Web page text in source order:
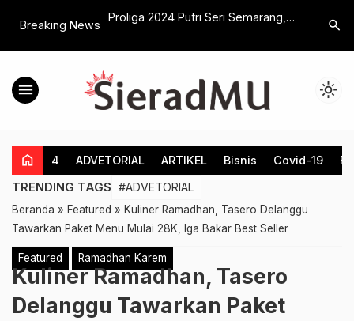
Breaking News
Proliga 2024 Putri Seri Semarang,
Terkalahkan
search
menu light_mode
home 4 ADVETORIAL ARTIKEL Bisnis Covid-19
TRENDING TAGS #ADVETORIAL
Beranda » Featured » Kuliner Ramadhan, Tasero Delanggu
Tawarkan Paket Menu Mulai 28K, Iga Bakar Best Seller
Featured Ramadhan Karem
Kuliner Ramadhan, Tasero
Delanggu Tawarkan Paket